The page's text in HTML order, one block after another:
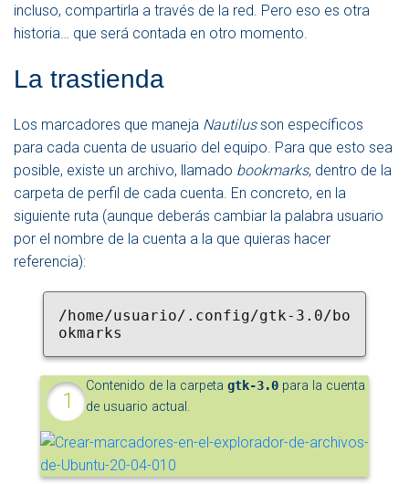
incluso, compartirla a través de la red. Pero eso es otra
historia… que será contada en otro momento.
La trastienda
Los marcadores que maneja Nautilusson específicos
para cada cuenta de usuario del equipo. Para que esto sea
posible, existe un archivo, llamado bookmarks, dentro de la
carpeta de perfil de cada cuenta. En concreto, en la
siguiente ruta (aunque deberás cambiar la palabra usuario
por el nombre de la cuenta a la que quieras hacer
referencia):
/home/usuario/.config/gtk-3.0/bo
okmarks
Contenido de la carpetagtk-3.0 para la cuenta
de usuario actual.